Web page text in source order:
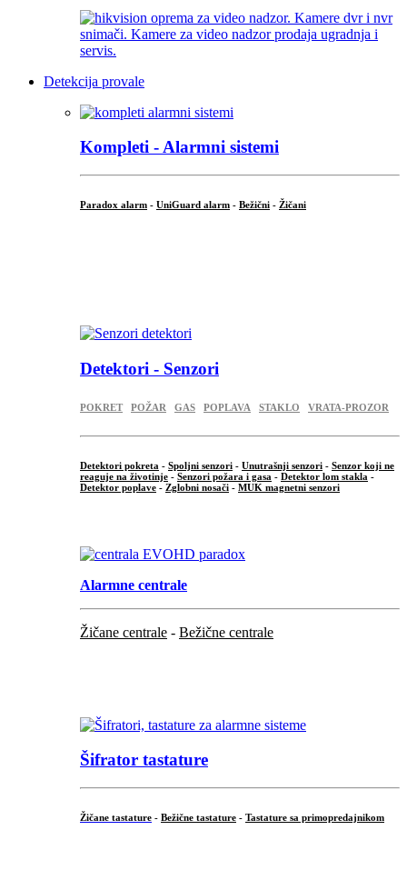
Detekcija provale
Kompleti - Alarmni sistemi
Paradox alarm - UniGuard alarm - Bežični - Žičani
Detektori - Senzori
POKRET POŽAR GAS POPLAVA STAKLO VRATA-PROZOR
Detektori pokreta - Spoljni senzori - Unutrašnji senzori - Senzor koji ne
reaguje na životinje - Senzori požara i gasa - Detektor lom stakla -
Detektor poplave - Zglobni nosači - MUK magnetni senzori
Alarmne centrale
Žičane centrale - Bežične centrale
Šifrator tastature
Žičane tastature - Bežične tastature - Tastature sa primopredajnikom